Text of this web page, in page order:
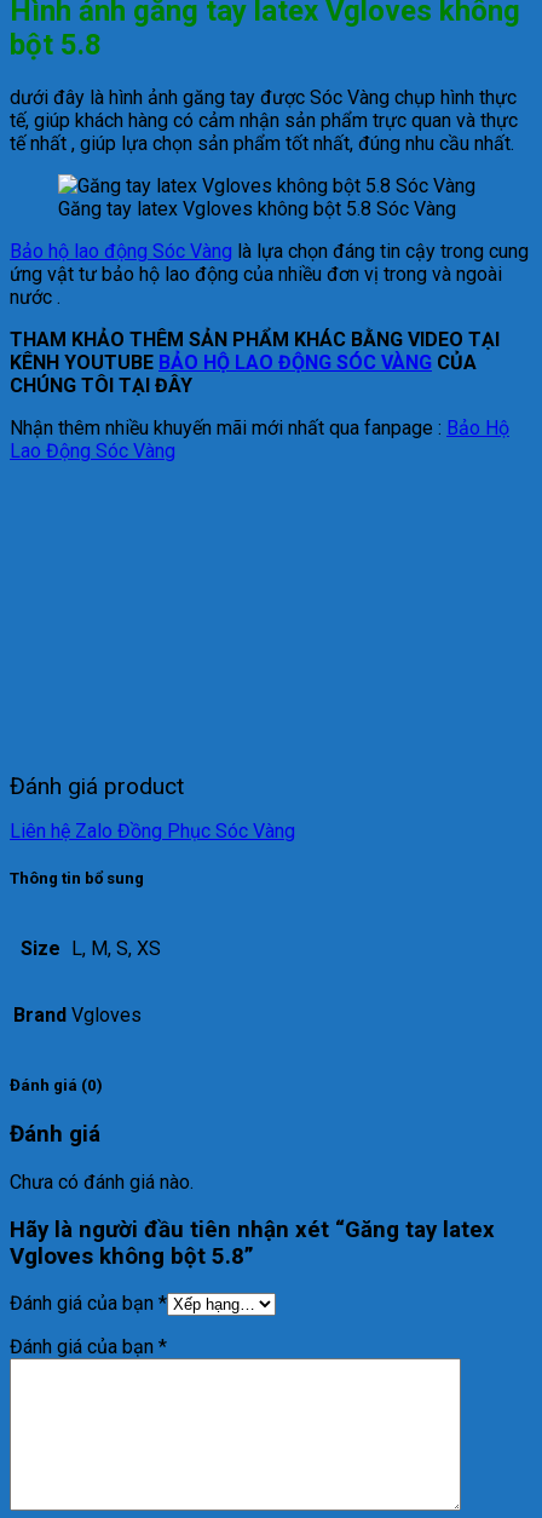
Hình ảnh găng tay latex Vgloves không
bột 5.8
dưới đây là hình ảnh găng tay được Sóc Vàng chụp hình thực
tế, giúp khách hàng có cảm nhận sản phẩm trực quan và thực
tế nhất , giúp lựa chọn sản phẩm tốt nhất, đúng nhu cầu nhất.
Găng tay latex Vgloves không bột 5.8 Sóc Vàng
Bảo hộ lao động Sóc Vàng là lựa chọn đáng tin cậy trong cung
ứng vật tư bảo hộ lao động của nhiều đơn vị trong và ngoài
nước .
THAM KHẢO THÊM SẢN PHẨM KHÁC BẰNG VIDEO TẠI
KÊNH YOUTUBE BẢO HỘ LAO ĐỘNG SÓC VÀNG CỦA
CHÚNG TÔI TẠI ĐÂY
Nhận thêm nhiều khuyến mãi mới nhất qua fanpage : Bảo Hộ
Lao Động Sóc Vàng
Đánh giá product
Liên hệ Zalo Đồng Phục Sóc Vàng
Thông tin bổ sung
Size L, M, S, XS
Brand Vgloves
Đánh giá (0)
Đánh giá
Chưa có đánh giá nào.
Hãy là người đầu tiên nhận xét “Găng tay latex
Vgloves không bột 5.8”
Đánh giá của bạn *
Đánh giá của bạn *